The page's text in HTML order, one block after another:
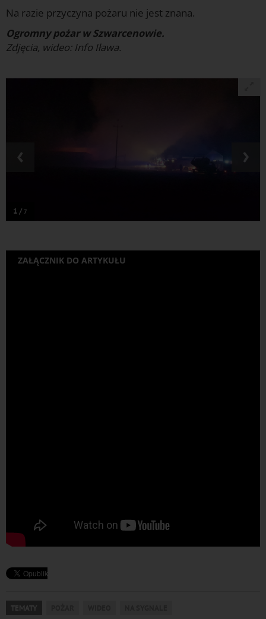
Na razie przyczyna pożaru nie jest znana.
Ogromny pożar w Szwarcenowie.
Zdjęcia, wideo: Info Iława.
1 / 7
‹ ›
ZAŁĄCZNIK DO ARTYKUŁU
TEMATY